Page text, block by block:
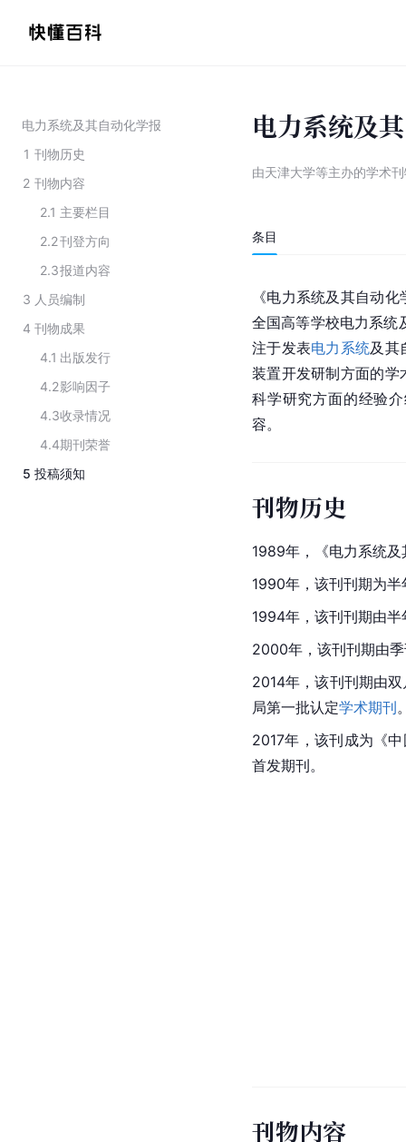
电力系统及其自动化学报
1 刊物历史
2 刊物内容
2.1 主要栏目
2.2刊登方向
2.3报道内容
3 人员编制
4 刊物成果
4.1 出版发行
4.2影响因子
4.3收录情况
4.4期刊荣誉
5 投稿须知
电力系统及
由天津大学等主办的学术
条目
《电力系统及其自动
全国高等学校电力系统
注于发表电力系统及其
装置开发研制方面的学
科学研究方面的经验
容。
刊物历史
1989年，《电力系统
1990年，该刊刊期为半
1994年，该刊刊期由
2000年，该刊刊期由
2014年，该刊刊期由
局第一批认定学术期刊
2017年，该刊成为《
首发期刊。
刊物内容